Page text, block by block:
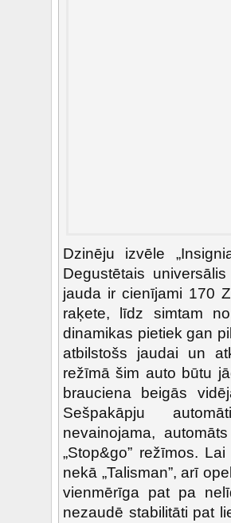
Dzinēju izvēle
Degustētais
jauda ir cienījami 170
raķete, līdz simtam
dinamikas pietiek gan
atbilstošs jaudai un
režīmā šim auto būtu
brauciena beigās
Sešpakāpju
nevainojama,
„Stop&go” režīmos.
nekā „Talisman”, arī
vienmērīga pat pa
nezaudē stabilitāti pat